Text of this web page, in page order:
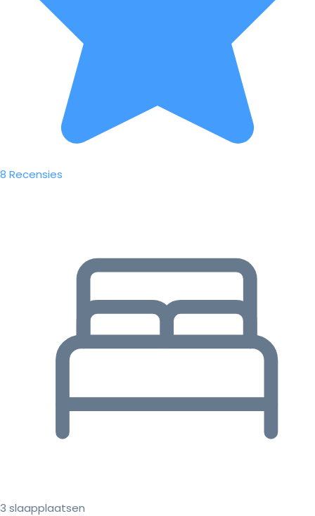
8 Recensies
3 slaapplaatsen